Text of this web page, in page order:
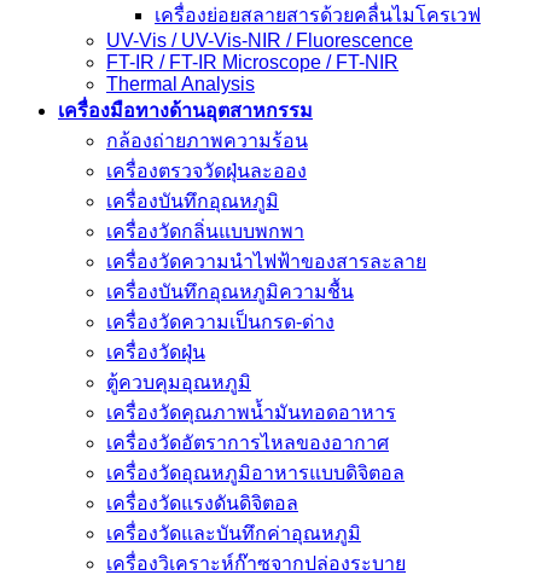
เครื่องย่อยสลายสารด้วยคลื่นไมโครเวฟ
UV-Vis / UV-Vis-NIR / Fluorescence
FT-IR / FT-IR Microscope / FT-NIR
Thermal Analysis
เครื่องมือทางด้านอุตสาหกรรม
กล้องถ่ายภาพความร้อน
เครื่องตรวจวัดฝุ่นละออง
เครื่องบันทึกอุณหภูมิ
เครื่องวัดกลิ่นแบบพกพา
เครื่องวัดความนําไฟฟ้าของสารละลาย
เครื่องบันทึกอุณหภูมิความชื้น
เครื่องวัดความเป็นกรด-ด่าง
เครื่องวัดฝุ่น
ตู้ควบคุมอุณหภูมิ
เครื่องวัดคุณภาพน้ำมันทอดอาหาร
เครื่องวัดอัตราการไหลของอากาศ
เครื่องวัดอุณหภูมิอาหารแบบดิจิตอล
เครื่องวัดแรงดันดิจิตอล
เครื่องวัดและบันทึกค่าอุณหภูมิ
เครื่องวิเคราะห์ก๊าซจากปล่องระบาย